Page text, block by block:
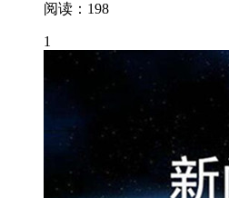
阅读：198
1